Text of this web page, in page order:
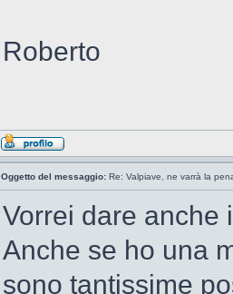
Roberto
Oggetto del messaggio: Re: Valpiave, ne varrà la
Vorrei dare anche
Anche se ho una
sono tantissime